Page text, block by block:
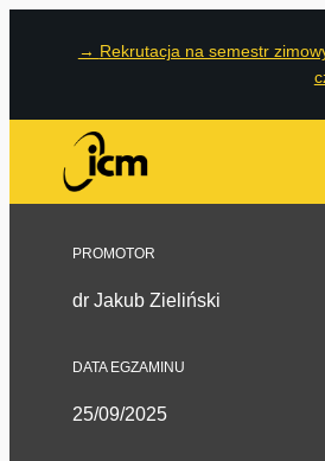
→ Rekrutacja na semestr
PROMOTOR
dr Jakub Zieliński
DATA EGZAMINU
25/09/2025